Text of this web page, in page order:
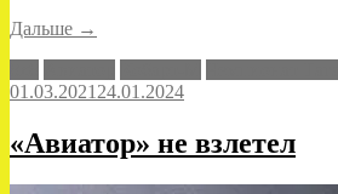
Дальше «Первое
→
01.03.2021 24.01.2024
«Авиатор» не взлетел